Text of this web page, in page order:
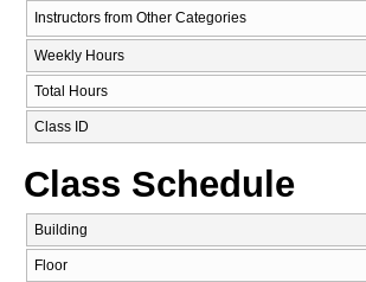
Instructors from Other Categories
Weekly Hours
Total Hours
Class ID
Class Schedule
Building
Floor